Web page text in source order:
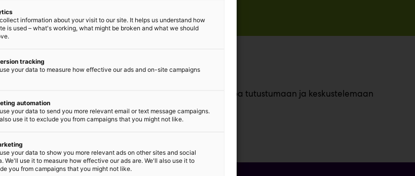
tavan näytteiden ja tulosten käsittelyyn. Tervetuloa tutustumaan ja keskustelemaan
information about your visit to our site. It helps us understand how
is used – what's working, what might be broken and what we should
tracking
your data to measure how effective our ads and on-site campaigns
automation
your data to send you more relevant email or text message campaigns.
use it to exclude you from campaigns that you might not like.
your data to show you more relevant ads on other sites and social
We'll use it to measure how effective our ads are. We'll also use it to
you from campaigns that you might not like.